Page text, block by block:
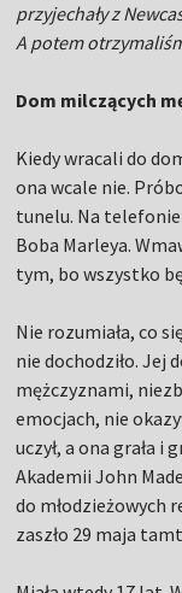
przyjechały z
A potem
Dom milczących
Kiedy wracali do
ona wcale nie.
tunelu. Na
Boba Marleya.
tym, bo wszystko
Nie rozumiała, co
nie dochodziło. Jej
mężczyznami,
emocjach, nie
uczył, a ona grała i
Akademii John
do młodzieżowych
zaszło 29 maja